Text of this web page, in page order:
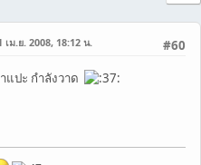
#60
เม.ย. 2008, 18:12 น.
แปะ กำลังวาด